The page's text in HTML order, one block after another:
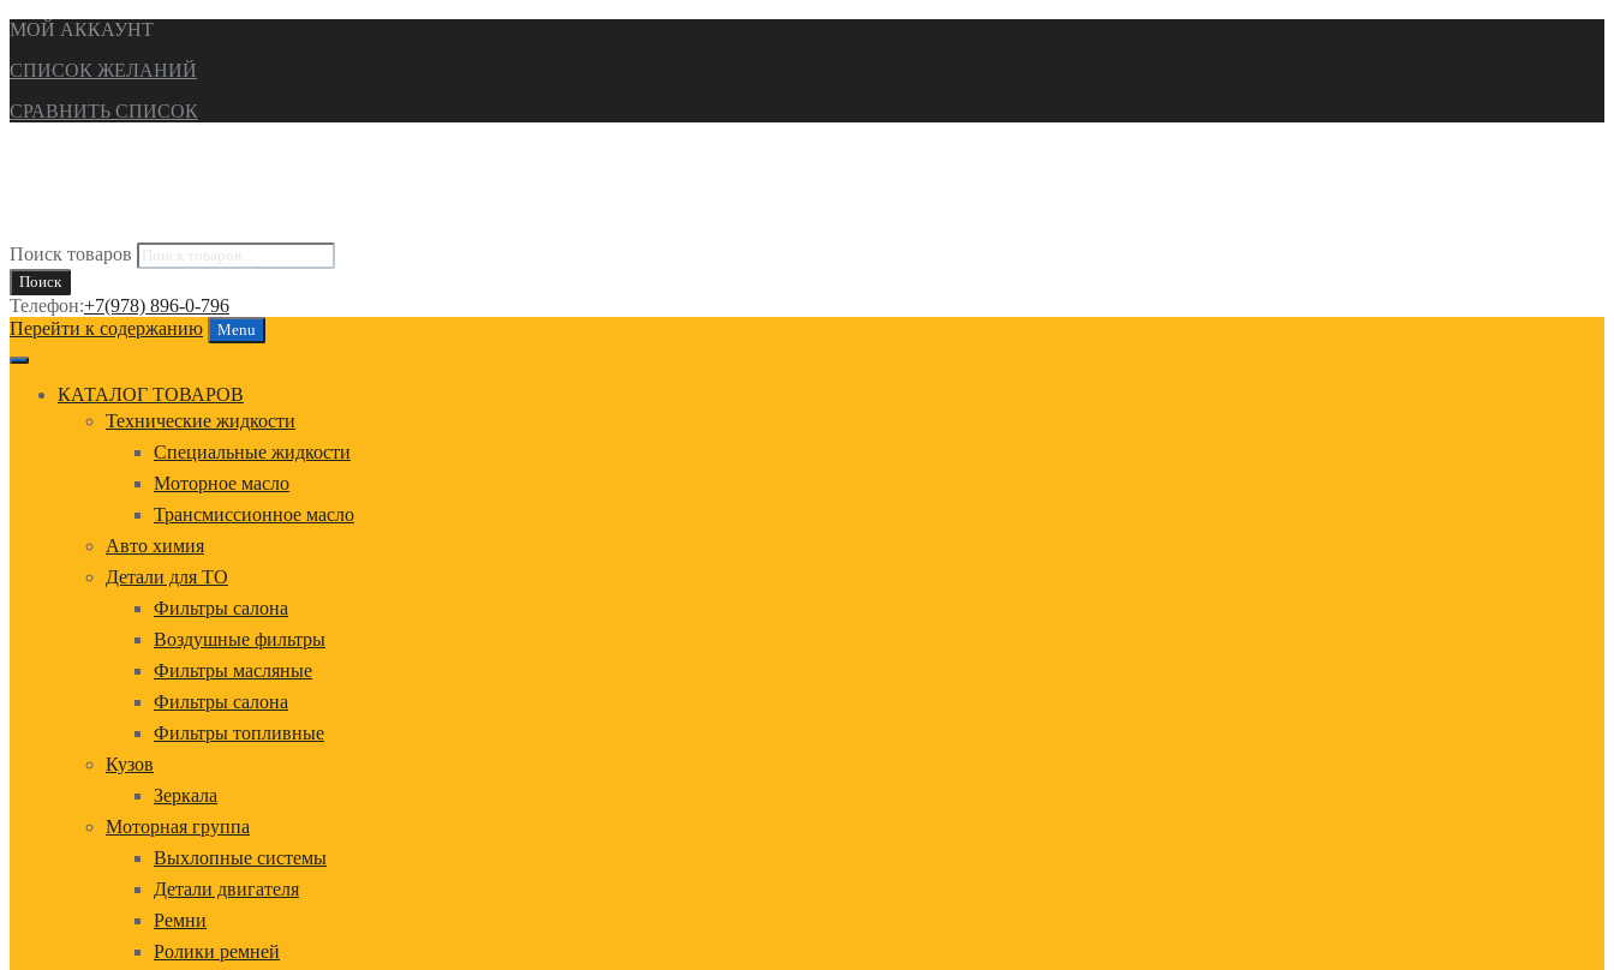
МОЙ АККАУНТ
СПИСОК ЖЕЛАНИЙ
СРАВНИТЬ СПИСОК
Поиск товаров
Поиск
Телефон:+7(978) 896-0-796
Перейти к содержанию
Menu
КАТАЛОГ ТОВАРОВ
Технические жидкости
Специальные жидкости
Моторное масло
Трансмиссионное масло
Авто химия
Детали для ТО
Фильтры салона
Воздушные фильтры
Фильтры масляные
Фильтры салона
Фильтры топливные
Кузов
Зеркала
Моторная группа
Выхлопные системы
Детали двигателя
Ремни
Ролики ремней